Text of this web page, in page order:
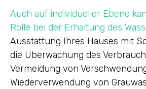
Auch auf individueller Ebene
Rolle bei der Erhaltung des
Ausstattung Ihres Hauses mit
die Überwachung des
Vermeidung von
Wiederverwendung von